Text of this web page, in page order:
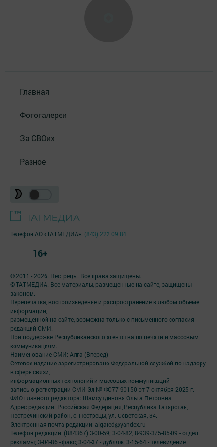
Главная
Фотогалереи
За СВОих
Разное
© 2011 - 2026. Пестрецы. Все права защищены.
© ТАТМЕДИА. Все материалы, размещенные на сайте, защищены
законом.
Перепечатка, воспроизведение и распространение в любом объеме
информации,
размещенной на сайте, возможна только с письменного согласия
редакций СМИ.
При поддержке Республиканского агентства по печати и массовым
коммуникациям.
Наименование СМИ: Алга (Вперед)
Сетевое издание зарегистрировано Федеральной службой по надзору
в сфере связи,
информационных технологий и массовых коммуникаций,
запись о регистрации СМИ Эл № ФС77-90150 от 7 октября 2025 г.
ФИО главного редактора: Шамсутдинова Ольга Петровна
Адрес редакции: Российская Федерация, Республика Татарстан,
Пестречинский район, с. Пестрецы, ул. Советская, 34.
Электронная почта редакции: algared@yandex.ru
Телефон редакции: (884367) 3-00-59; 3-04-82, 8-939-375-85-09 - отдел
рекламы; 3-04-86 - факс; 3-04-37 - дубляж; 3-15-64 - телевидение.
Телефон АО «ТАТМЕДИА»: (843) 222 09 84
16+